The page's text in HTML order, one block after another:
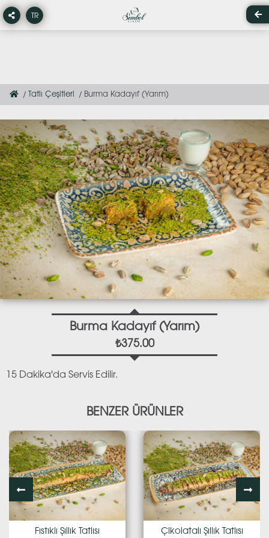
TR
Tatlı Çeşitleri Burma Kadayıf (Yarım)
Burma Kadayıf (Yarım)
₺375.00
15 Dakika'da Servis Edilir.
BENZER ÜRÜNLER
Fıstıklı Şıllık Tatlısı Çikolatalı Şıllık Tatlısı